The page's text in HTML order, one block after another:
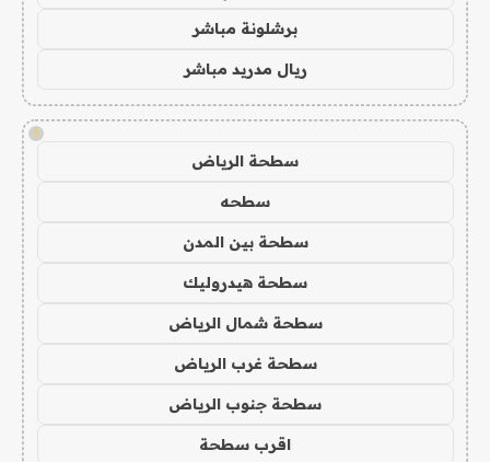
برشلونة مباشر
ريال مدريد مباشر
!
سطحة الرياض
سطحه
سطحة بين المدن
سطحة هيدروليك
سطحة شمال الرياض
سطحة غرب الرياض
سطحة جنوب الرياض
اقرب سطحة